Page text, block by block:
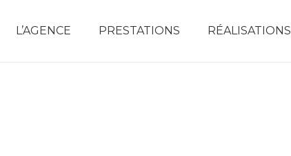
L’AGENCE PRESTATIONS RÉALISATIONS